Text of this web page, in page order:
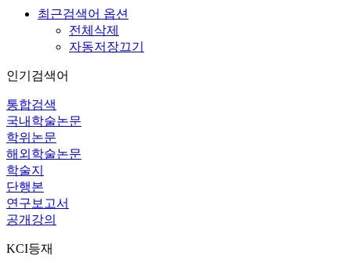
최근검색어 옵션
전체삭제
자동저장끄기
인기검색어
통합검색
국내학술논문
학위논문
해외학술논문
학술지
단행본
연구보고서
공개강의
KCI등재